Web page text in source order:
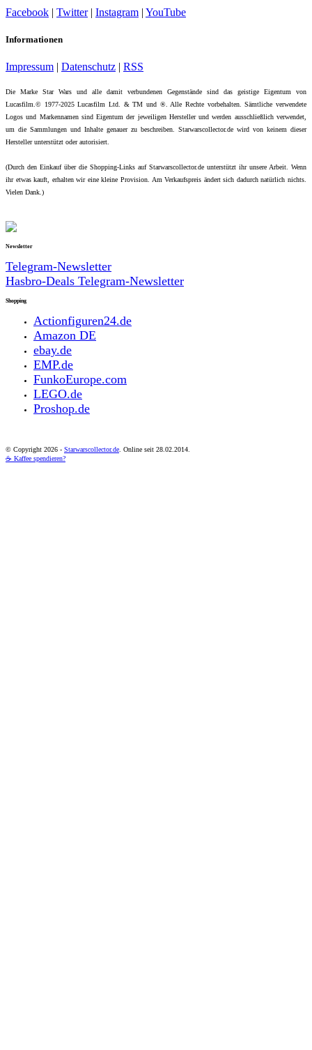
Facebook | Twitter| Instagram | YouTube
Informationen
Impressum | Datenschutz | RSS
Die Marke Star Wars und alle damit verbundenen Gegenstände sind das geistige Eigentum von
Lucasfilm.© 1977-2025 Lucasfilm Ltd. & TM und ®. Alle Rechte vorbehalten. Sämtliche verwendete
Logos und Markennamen sind Eigentum der jeweiligen Hersteller und werden ausschließlich verwendet,
um die Sammlungen und Inhalte genauer zu beschreiben. Starwarscollector.de wird von keinem dieser
Hersteller unterstützt oder autorisiert.
(Durch den Einkauf über die Shopping-Links auf Starwarscollector.de unterstützt ihr unsere Arbeit. Wenn
ihr etwas kauft, erhalten wir eine kleine Provision. Am Verkaufspreis ändert sich dadurch natürlich nichts.
Vielen Dank.)
Newsletter
Telegram-Newsletter
Hasbro-Deals Telegram-Newsletter
Shopping
Actionfiguren24.de
Amazon DE
ebay.de
EMP.de
FunkoEurope.com
LEGO.de
Proshop.de
© Copyright 2026 - Starwarscollector.de. Online seit 28.02.2014.
☕ Kaffee spendieren?